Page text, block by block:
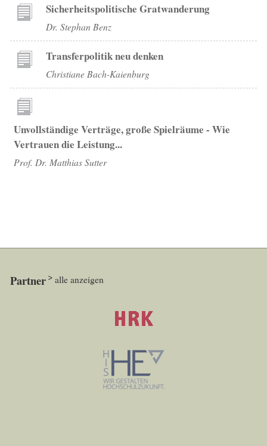
Sicherheitspolitische Gratwanderung
Dr. Stephan Benz
Transferpolitik neu denken
Christiane Bach-Kaienburg
Unvollständige Verträge, große Spielräume - Wie
Vertrauen die Leistung...
Prof. Dr. Matthias Sutter
Partner alle anzeigen